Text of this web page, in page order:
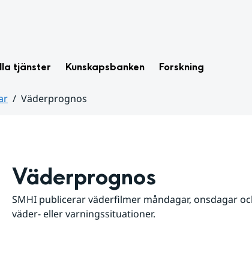
tjänster Kunskapsbanken Forskning
Väderprognos
Väderprognos
SMHI publicerar väderfilmer måndagar, onsdagar
väder- eller varningssituationer.